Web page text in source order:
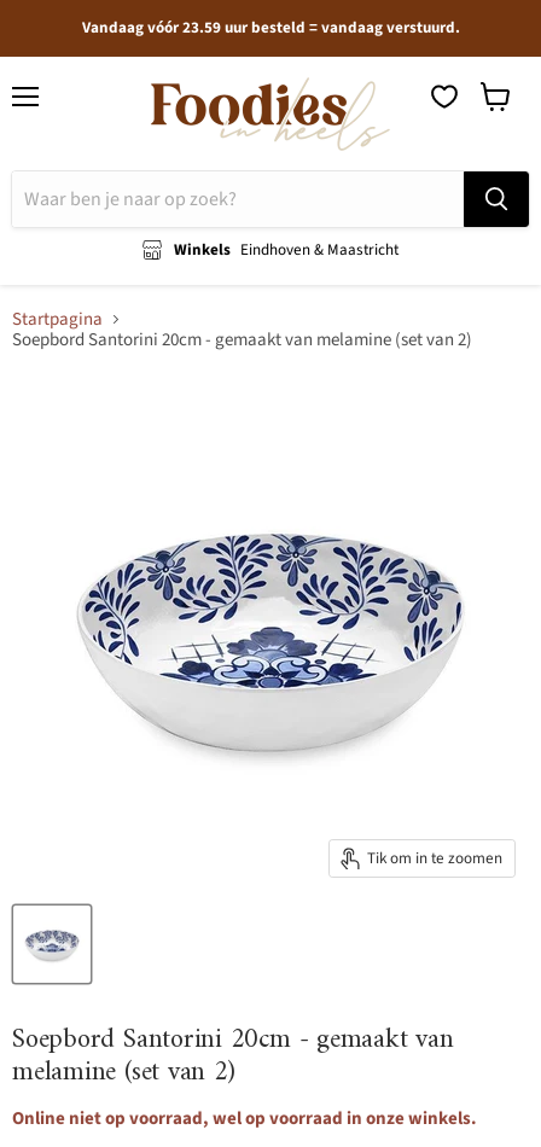
Vandaag vóór 23.59 uur besteld = vandaag verstuurd.
Winkels Eindhoven & Maastricht
Startpagina
Soepbord Santorini 20cm - gemaakt van melamine (set van 2)
Tik om in te zoomen
Soepbord Santorini 20cm - gemaakt van
melamine (set van 2)
Online niet op voorraad, wel op voorraad in onze winkels.